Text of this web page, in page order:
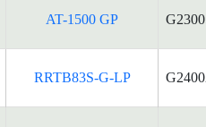
AT-1500 GP
RRTB83S-G-LP